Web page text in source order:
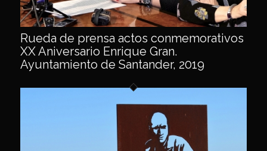
Rueda de prensa actos conmemorativos
XX Aniversario Enrique Gran.
Ayuntamiento de Santander, 2019